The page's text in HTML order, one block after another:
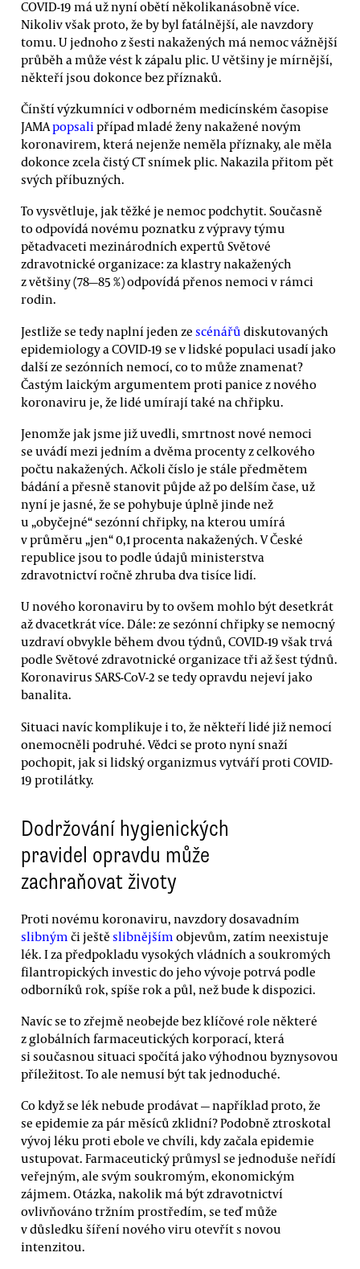
COVID-19 má už nyní obětí několikanásobně více.
Nikoliv však proto, že by byl fatálnější, ale navzdory
tomu. U jednoho z šesti nakažených má nemoc vážnější
průběh a může vést k zápalu plic. U většiny je mírnější,
někteří jsou dokonce bez příznaků.
Čínští výzkumníci v odborném medicínském časopise
JAMApopsali případ mladé ženy nakažené novým
koronavirem, která nejenže neměla příznaky, ale měla
dokonce zcela čistý CT snímek plic. Nakazila přitom pět
svých příbuzných.
To vysvětluje, jak těžké je nemoc podchytit. Současně
to odpovídá novému poznatku z výpravy týmu
pětadvaceti mezinárodních expertů Světové
zdravotnické organizace: za klastry nakažených
z většiny (78—85 %) odpovídá přenos nemoci v rámci
rodin.
Jestliže se tedy naplní jeden ze scénářů diskutovaných
epidemiology a COVID-19 se v lidské populaci usadí jako
další ze sezónních nemocí, co to může znamenat?
Častým laickým argumentem proti panice z nového
koronaviru je, že lidé umírají také na chřipku.
Jenomže jak jsme již uvedli, smrtnost nové nemoci
se uvádí mezi jedním a dvěma procenty z celkového
počtu nakažených. Ačkoli číslo je stále předmětem
bádání a přesně stanovit půjde až po delším čase, už
nyní je jasné, že se pohybuje úplně jinde než
u „obyčejné“ sezónní chřipky, na kterou umírá
v průměru „jen“ 0,1 procenta nakažených. V České
republice jsou to podle údajů ministerstva
zdravotnictví ročně zhruba dva tisíce lidí.
U nového koronaviru by to ovšem mohlo být desetkrát
až dvacetkrát více. Dále: ze sezónní chřipky se nemocný
uzdraví obvykle během dvou týdnů, COVID-19 však trvá
podle Světové zdravotnické organizace tři až šest týdnů.
Koronavirus SARS-CoV-2 se tedy opravdu nejeví jako
banalita.
Situaci navíc komplikuje i to, že někteří lidé již nemocí
onemocněli podruhé. Vědci se proto nyní snaží
pochopit, jak si lidský organizmus vytváří proti COVID-
19 protilátky.
Dodržování hygienických
pravidel opravdu může
zachraňovat životy
Proti novému koronaviru, navzdory dosavadním
slibným či ještě slibnějším objevům, zatím neexistuje
lék. I za předpokladu vysokých vládních a soukromých
filantropických investic do jeho vývoje potrvá podle
odborníků rok, spíše rok a půl, než bude k dispozici.
Navíc se to zřejmě neobejde bez klíčové role některé
z globálních farmaceutických korporací, která
si současnou situaci spočítá jako výhodnou byznysovou
příležitost. To ale nemusí být tak jednoduché.
Co když se lék nebude prodávat — například proto, že
se epidemie za pár měsíců zklidní? Podobně ztroskotal
vývoj léku proti ebole ve chvíli, kdy začala epidemie
ustupovat. Farmaceutický průmysl se jednoduše neřídí
veřejným, ale svým soukromým, ekonomickým
zájmem. Otázka, nakolik má být zdravotnictví
ovlivňováno tržním prostředím, se teď může
v důsledku šíření nového viru otevřít s novou
intenzitou.